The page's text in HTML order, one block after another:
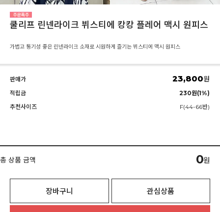
쿨리프 린넨라이크 뷔스티에 캉캉 플레어 맥시 원피스
가볍고 통기성 좋은 린넨라이크 소재로 시원하게 즐기는 뷔스티에 맥시 원피스
판매가 23,800원
적립금
230원(1%)
추천사이즈
F(44-66반)
총 상품 금액 0원
장바구니 관심상품